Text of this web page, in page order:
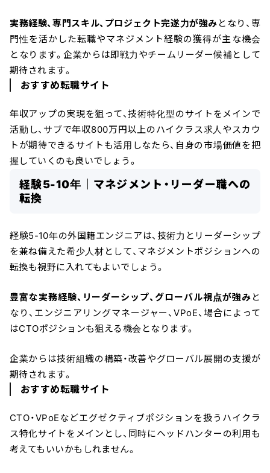
実務経験、専門スキル、プロジェクト完遂力が強み となり、専
門性を活かした転職やマネジメント経験の獲得が主な機会
となります。企業からは即戦力やチームリーダー候補として
期待されます。
おすすめ転職サイト
年収アップの実現を狙って、技術特化型のサイトをメインで
活動し、サブで年収800万円以上のハイクラス求人やスカウ
トが期待できるサイトも活用しなたら、自身の市場価値を把
握していくのも良いでしょう。
経験5-10年｜マネジメント・リーダー職への
転換
経験5-10年の外国籍エンジニアは、技術力とリーダーシップ
を兼ね備えた希少人材として、マネジメントポジションへの
転換も視野に入れてもよいでしょう。
豊富な実務経験、リーダーシップ、グローバル視点が強み と
なり、エンジニアリングマネージャー、VPoE、場合によって
はCTOポジションも狙える機会となります。
企業からは技術組織の構築・改善やグローバル展開の支援が
期待されます。
おすすめ転職サイト
CTO・VPoEなどエグゼクティブポジションを扱うハイクラ
ス特化サイトをメインとし、同時にヘッドハンターの利用も
考えてもいいかもしれません。